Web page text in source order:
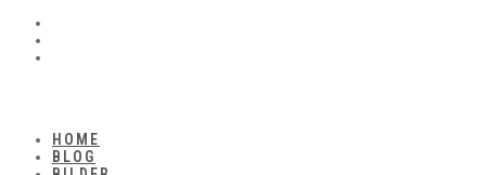
HOME
BLOG